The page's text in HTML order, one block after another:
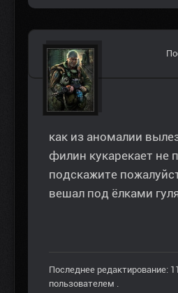
как из аномалии
филин кукарекает не
подскажите
вешал под ёлками
Последнее редактирование:
пользователем .